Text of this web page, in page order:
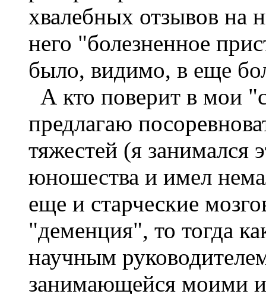
хвалебных отзывов на
него "болезненное
было, видимо, в еще
А кто поверит в мои
предлагаю
тяжестей (я занимался
юношества и имел
еще и старческие
"деменция", то тогда
научным
занимающейся моими